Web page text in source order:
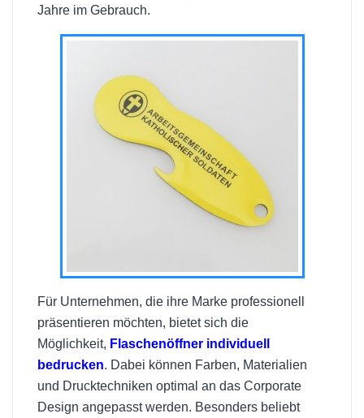
Jahre im Gebrauch.
Für Unternehmen, die ihre Marke professionell
präsentieren möchten, bietet sich die
Möglichkeit, Flaschenöffner individuell
bedrucken. Dabei können Farben, Materialien
und Drucktechniken optimal an das Corporate
Design angepasst werden. Besonders beliebt